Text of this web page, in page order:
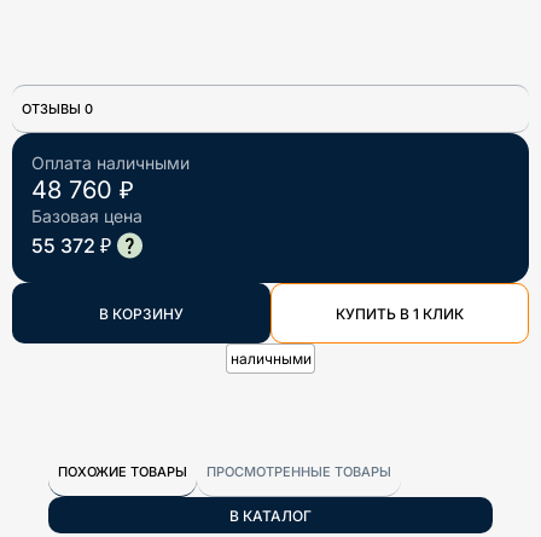
Оплата наличными
48 760 ₽
Базовая цена
55 372 ₽
В КОРЗИНУ КУПИТЬ В 1 КЛИК
наличными
ОТЗЫВЫ 0
ПОХОЖИЕ ТОВАРЫ ПРОСМОТРЕННЫЕ ТОВАРЫ
В КАТАЛОГ